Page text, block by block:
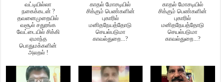
வட்டியில்லா
நகைக்கடன் ?
தவனைமுறையில்
வசூல் சதுரங்க
வேட்டையில் சிக்கி
ஏமாந்த
பொதுமக்களின்
அலறல் !
காதல் மோசடியில்
சிக்கும் பெண்களின்
புகாரில்
மனிதநேயத்தோடு
செயல்படுமா
காவல்துறை...?
காதல் மோசடியில்
சிக்கும் பெண்களின்
புகாரில்
மனிதநேயத்தோடு
செயல்படுமா
காவல்துறை...?